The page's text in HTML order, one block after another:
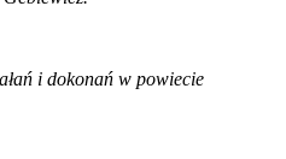
i dokonań w powiecie